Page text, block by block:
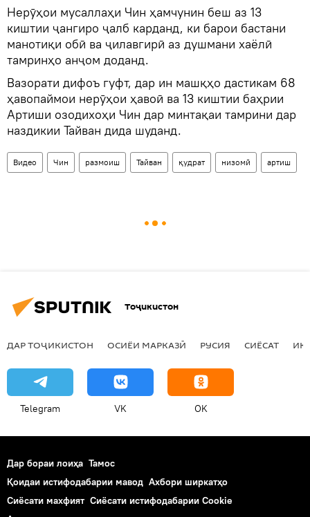
Нерӯҳои мусаллаҳи Чин ҳамчунин беш аз 13
киштии ҷангиро ҷалб карданд, ки барои бастани
манотиқи обӣ ва ҷилавгирӣ аз душмани хаёлӣ
тамринҳо анҷом доданд.
Вазорати дифоъ гуфт, дар ин машқҳо дастикам 68
ҳавопаймои нерӯҳои ҳавоӣ ва 13 киштии баҳрии
Артиши озодихоҳи Чин дар минтақаи тамрини дар
наздикии Тайван дида шуданд.
Видео Чин размоиш Тайван қудрат низомӣ артиш
Тоҷикистон
ДАР ТОҶИКИСТОН ОСИЁИ МАРКАЗӢ РУСИЯ СИЁСАТ
Telegram VK OK
Дар бораи лоиҳа Тамос
Қоидаи истифодабарии мавод Ахбори ширкатҳо
Сиёсати махфият Сиёсати истифодабарии Cookie